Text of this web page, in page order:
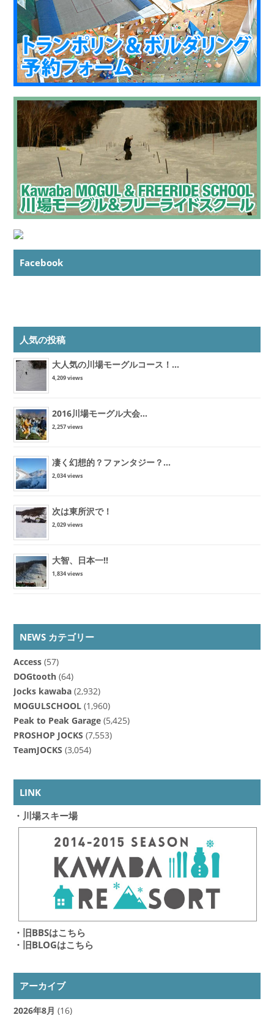
Facebook
人気の投稿
大人気の川場モーグルコース！...
4,209 views
2016川場モーグル大会...
2,257 views
凄く幻想的？ファンタジー？...
2,034 views
次は東所沢で！
2,029 views
大智、日本一!!
1,834 views
NEWS カテゴリー
Access(57)
DOGtooth(64)
Jocks kawaba(2,932)
MOGULSCHOOL(1,960)
Peak to Peak Garage(5,425)
PROSHOP JOCKS (7,553)
TeamJOCKS (3,054)
LINK
・川場スキー場
・旧BBSはこちら
・旧BLOGはこちら
アーカイブ
2026年8月 (16)